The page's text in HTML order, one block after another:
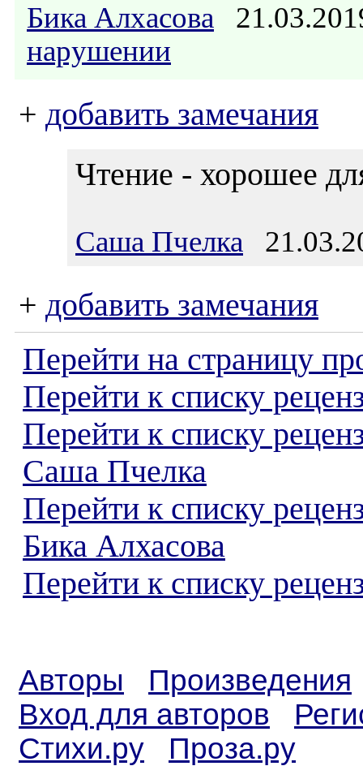
Бика Алхасова
нарушении
+ добавить замечания
Чтение - хорошее
Саша Пчелка
+ добавить замечания
Перейти на страницу
Перейти к списку
Перейти к списку
Саша Пчелка
Перейти к списку
Бика Алхасова
Перейти к списку
Авторы
Произведения
Вход для авторов
Стихи.ру
Проза.ру